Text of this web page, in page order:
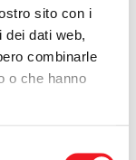
sito con i
dei dati web,
combinarle
o che hanno
Meeting delle